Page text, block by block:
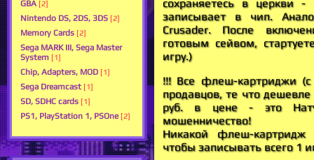
GBA [2]
Nintendo DS, 2DS, 3DS [2]
Memory Cards [2]
Sega MARK III, Sega Master
System [1]
Chip, Adapters, MOD [1]
Sega Dreamcast [1]
SD, SDHC cards [1]
PS1, PlayStation 1, PSOne [2]
сохраняетесь в церкви
записывает в чип.
Crusader. После
готовым сейвом,
игру.)
!!! Все флеш-картриджи (с
продавцов, те что
руб. в цене - это
мошенничество!
Никакой флеш-картридж
чтобы записывать всего 1